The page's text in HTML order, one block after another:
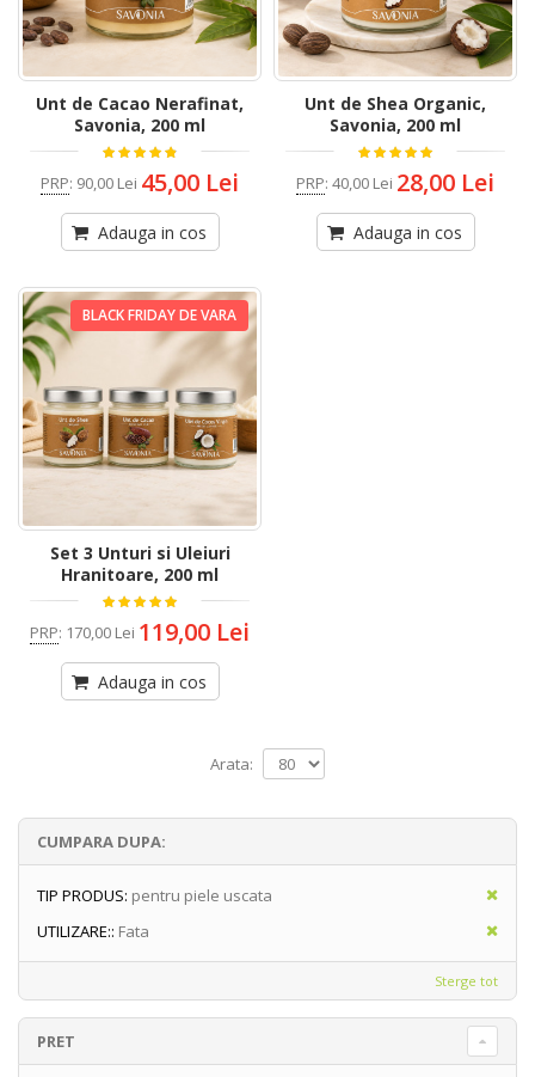
Unt de Cacao Nerafinat,
Savonia, 200 ml
PRP: 90,00 Lei 45,00 Lei
Adauga in cos
Unt de Shea Organic,
Savonia, 200 ml
PRP: 40,00 Lei 28,00 Lei
Adauga in cos
BLACK FRIDAY DE VARA
Set 3 Unturi si Uleiuri
Hranitoare, 200 ml
PRP: 170,00 Lei 119,00 Lei
Adauga in cos
Arata:
CUMPARA DUPA:
TIP PRODUS: pentru piele uscata
UTILIZARE:: Fata
Sterge tot
PRET